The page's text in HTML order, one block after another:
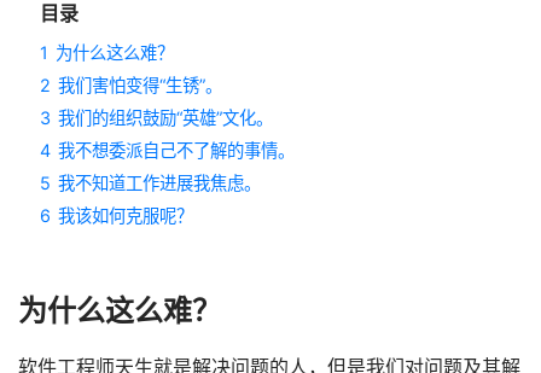
目录
1 为什么这么难？
2 我们害怕变得“生锈”。
3 我们的组织鼓励“英雄”文化。
4 我不想委派自己不了解的事情。
5 我不知道工作进展我焦虑。
6 我该如何克服呢？
为什么这么难？
软件工程师天生就是解决问题的人，但是我们对问题及其解